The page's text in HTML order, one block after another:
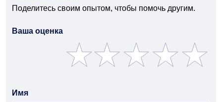
Поделитесь своим опытом, чтобы помочь другим.
Ваша оценка
Имя